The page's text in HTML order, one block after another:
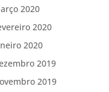
2020
2020
2020
2019
2019